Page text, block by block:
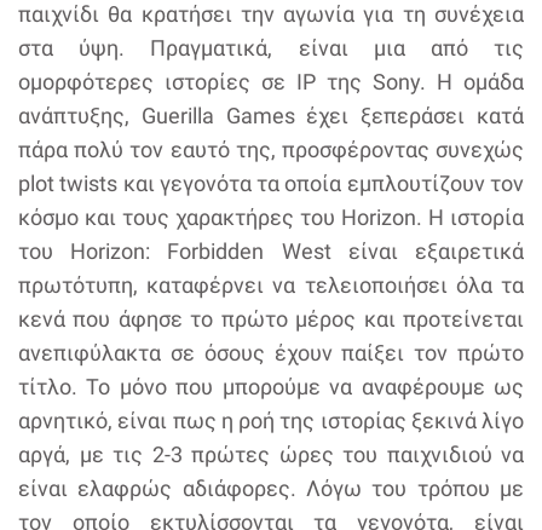
παιχνίδι θα κρατήσει την αγωνία για τη συνέχεια
στα ύψη. Πραγματικά, είναι μια από τις
ομορφότερες ιστορίες σε ΙΡ της Sony. Η ομάδα
ανάπτυξης, Guerilla Games έχει ξεπεράσει κατά
πάρα πολύ τον εαυτό της, προσφέροντας συνεχώς
plot twists και γεγονότα τα οποία εμπλουτίζουν τον
κόσμο και τους χαρακτήρες του Horizon. Η ιστορία
του Horizon: Forbidden West είναι εξαιρετικά
πρωτότυπη, καταφέρνει να τελειοποιήσει όλα τα
κενά που άφησε το πρώτο μέρος και προτείνεται
ανεπιφύλακτα σε όσους έχουν παίξει τον πρώτο
τίτλο. Το μόνο που μπορούμε να αναφέρουμε ως
αρνητικό, είναι πως η ροή της ιστορίας ξεκινά λίγο
αργά, με τις 2-3 πρώτες ώρες του παιχνιδιού να
είναι ελαφρώς αδιάφορες. Λόγω του τρόπου με
τον οποίο εκτυλίσσονται τα γεγονότα, είναι